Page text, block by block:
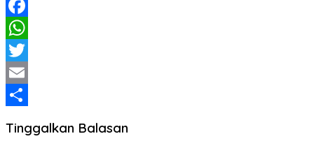
Facebook
WhatsApp
Twitter
Email
Tinggalkan Balasan